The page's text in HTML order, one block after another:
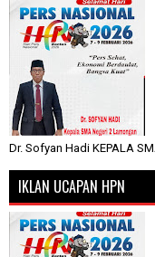
Dr. Sofyan Hadi KEPALA
IKLAN UCAPAN HPN